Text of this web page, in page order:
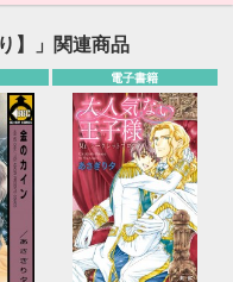
】」関連商品
電子書籍